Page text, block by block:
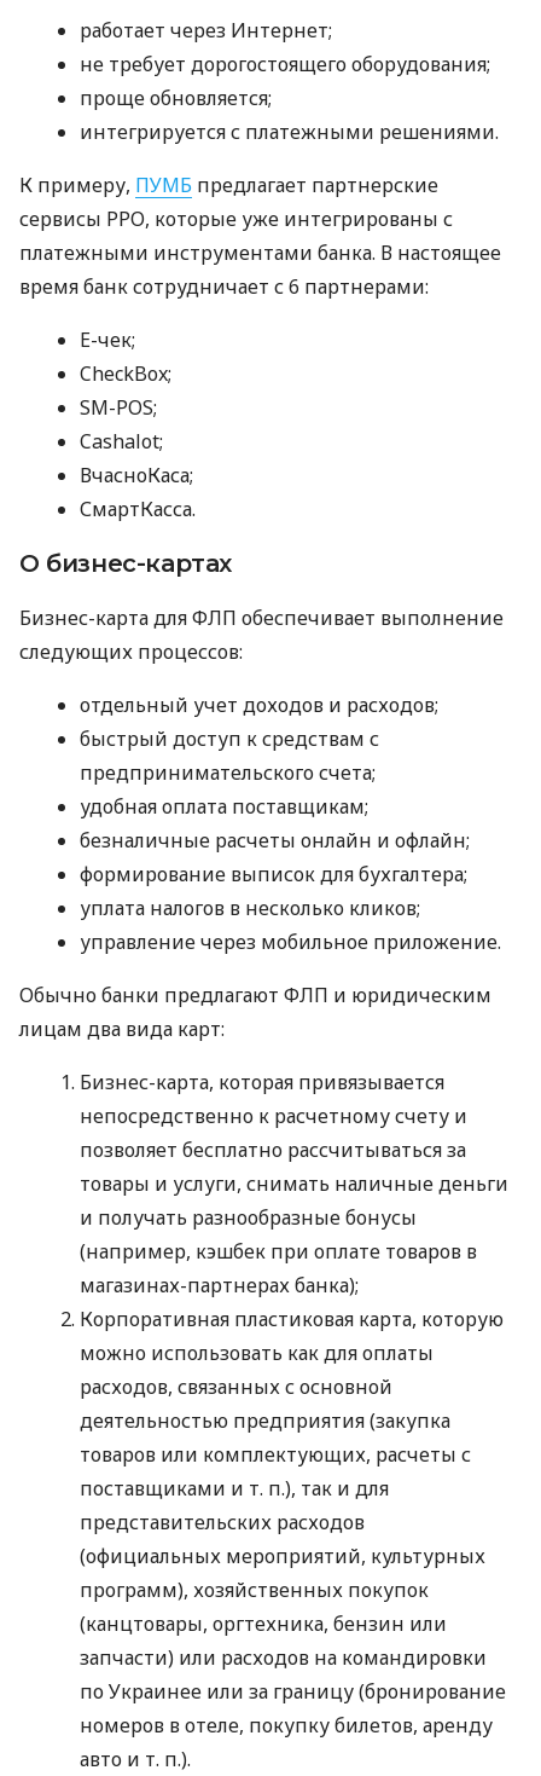
работает через Интернет;
не требует дорогостоящего оборудования;
проще обновляется;
интегрируется с платежными решениями.
К примеру, ПУМБ предлагает партнерские
сервисы РРО, которые уже интегрированы с
платежными инструментами банка. В настоящее
время банк сотрудничает с 6 партнерами:
E-чек;
CheckBox;
SM-POS;
Cashalot;
ВчасноКаса;
СмартКасса.
О бизнес-картах
Бизнес-карта для ФЛП обеспечивает выполнение
следующих процессов:
отдельный учет доходов и расходов;
быстрый доступ к средствам с
предпринимательского счета;
удобная оплата поставщикам;
безналичные расчеты онлайн и офлайн;
формирование выписок для бухгалтера;
уплата налогов в несколько кликов;
управление через мобильное приложение.
Обычно банки предлагают ФЛП и юридическим
лицам два вида карт:
Бизнес-карта, которая привязывается
непосредственно к расчетному счету и
позволяет бесплатно рассчитываться за
товары и услуги, снимать наличные деньги
и получать разнообразные бонусы
(например, кэшбек при оплате товаров в
магазинах-партнерах банка);
Корпоративная пластиковая карта, которую
можно использовать как для оплаты
расходов, связанных с основной
деятельностью предприятия (закупка
товаров или комплектующих, расчеты с
поставщиками и т. п.), так и для
представительских расходов
(официальных мероприятий, культурных
программ), хозяйственных покупок
(канцтовары, оргтехника, бензин или
запчасти) или расходов на командировки
по Украинее или за границу (бронирование
номеров в отеле, покупку билетов, аренду
авто и т. п.).